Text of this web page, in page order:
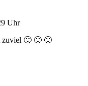
Uhr
zuviel 🙂 🙂 🙂